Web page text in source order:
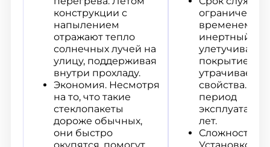
конструкции с
напылением
отражают тепло
солнечных лучей на
улицу, поддерживая
внутри прохладу.
Экономия. Несмотря
на то, что такие
стеклопакеты
дороже обычных,
они быстро
ограничен. Со
временем
инертный газ
покрытие
утрачивает
свойства. В
период
лет.
Сложность